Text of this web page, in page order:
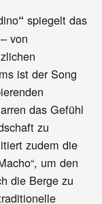
“ spiegelt das
von
ist der Song
das Gefühl
zu
zudem die
um den
die Berge zu